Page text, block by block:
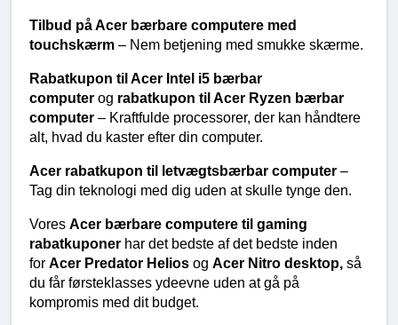
Tilbud på Acer bærbare computere med
touchskærm – Nem betjening med smukke skærme.
Rabatkupon til Acer Intel i5 bærbar
computer og rabatkupon til Acer Ryzen bærbar
computer – Kraftfulde processorer, der kan håndtere
alt, hvad du kaster efter din computer.
Acer rabatkupon til letvægtsbærbar computer –
Tag din teknologi med dig uden at skulle tynge den.
Vores Acer bærbare computere til gaming
rabatkuponer har det bedste af det bedste inden
for Acer Predator Helios og Acer Nitro desktop, så
du får førsteklasses ydeevne uden at gå på
kompromis med dit budget.